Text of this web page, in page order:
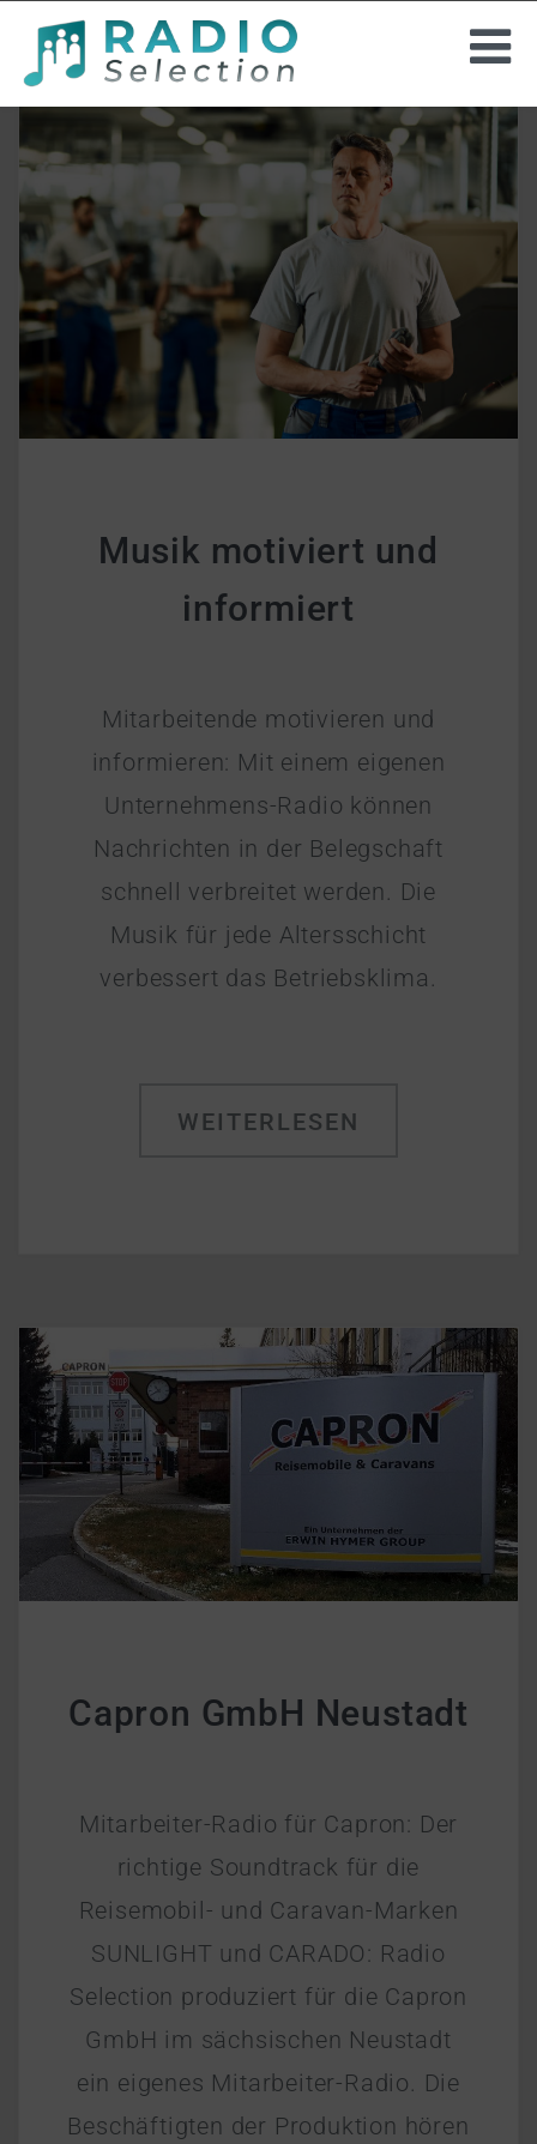
INSTORE-RADIO
PROJEKTE
HINTERGRUNDMUSIK
UNTERNEHMEN
ANGEBOT ANFORDERN
Musik motiviert und
informiert
Mitarbeitende motivieren und
informieren: Mit einem eigenen
Unternehmens-Radio können
Nachrichten in der Belegschaft
schnell verbreitet werden. Die
Musik für jede Altersschicht
verbessert das Betriebsklima.
WEITERLESEN
Capron GmbH Neustadt
Mitarbeiter-Radio für Capron: Der
richtige Soundtrack für die
Reisemobil- und Caravan-Marken
SUNLIGHT und CARADO: Radio
Selection produziert für die Capron
GmbH im sächsischen Neustadt
ein eigenes Mitarbeiter-Radio. Die
Beschäftigten der Produktion hören